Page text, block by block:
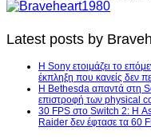
Latest posts by
Η Sony ετοιμάζει το
έκπληξη που κανείς δεν
Η Bethesda απαντά στη
επιστροφή των physical
30 FPS στο Switch 2: Η
Raider δεν έφτασε τα 60